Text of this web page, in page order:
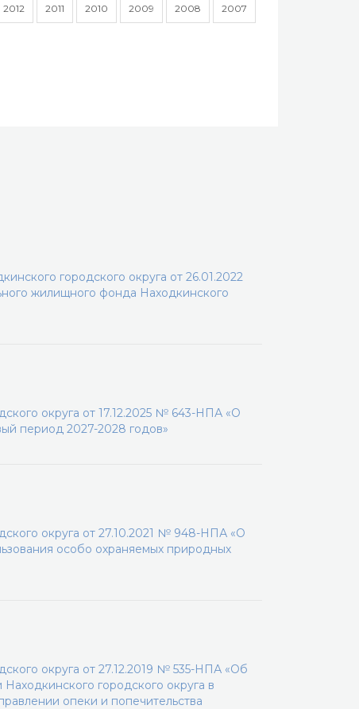
2012 2011 2010 2009 2008 2007
городского округа от 26.01.2022
жилищного фонда Находкинского
округа от 17.12.2025 № 643-НПА «О
период 2027-2028 годов»
округа от 27.10.2021 № 948-НПА «О
особо охраняемых природных
округа от 27.12.2019 № 535-НПА «Об
городского округа в
опеки и попечительства